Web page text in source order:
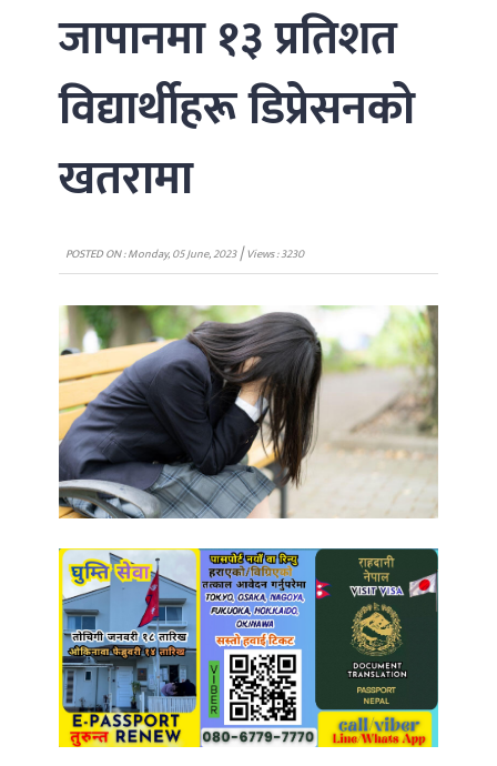
जापानमा १३ प्रतिशत
विद्यार्थीहरू डिप्रेसनको
खतरामा
POSTED ON : Monday, 05 June, 2023|Views : 3230